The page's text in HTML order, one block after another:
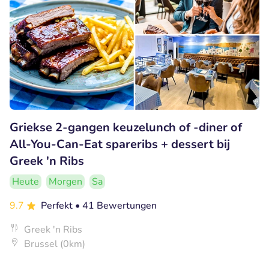
Griekse 2-gangen keuzelunch of -diner of
All-You-Can-Eat spareribs + dessert bij
Greek 'n Ribs
Heute Morgen
Sa
9.7
Perfekt • 41 Bewertungen
Greek 'n Ribs
Brussel (0km)